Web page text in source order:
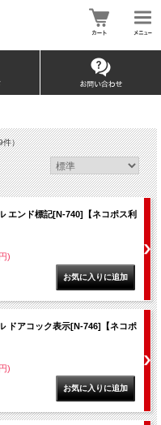
件）
エンド標記[N-740]【ネコポス利
)
ドアコック表示[N-746]【ネコポ
)